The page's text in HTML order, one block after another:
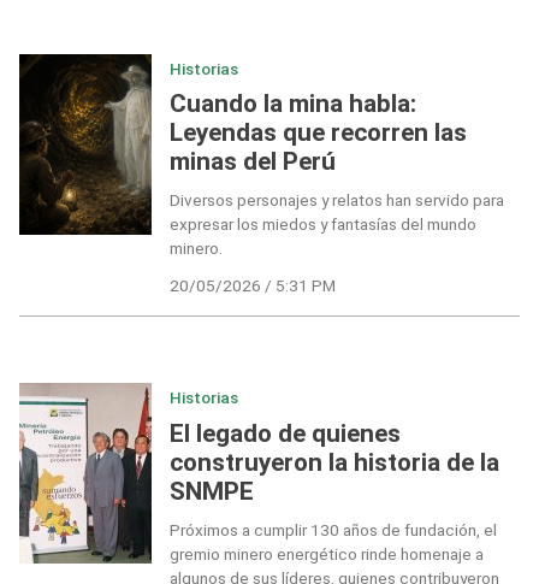
Historias
Cuando la mina habla:
Leyendas que recorren las
minas del Perú
Diversos personajes y relatos han servido para
expresar los miedos y fantasías del mundo
minero.
20/05/2026 / 5:31 PM
Historias
El legado de quienes
construyeron la historia de la
SNMPE
Próximos a cumplir 130 años de fundación, el
gremio minero energético rinde homenaje a
algunos de sus líderes, quienes contribuyeron